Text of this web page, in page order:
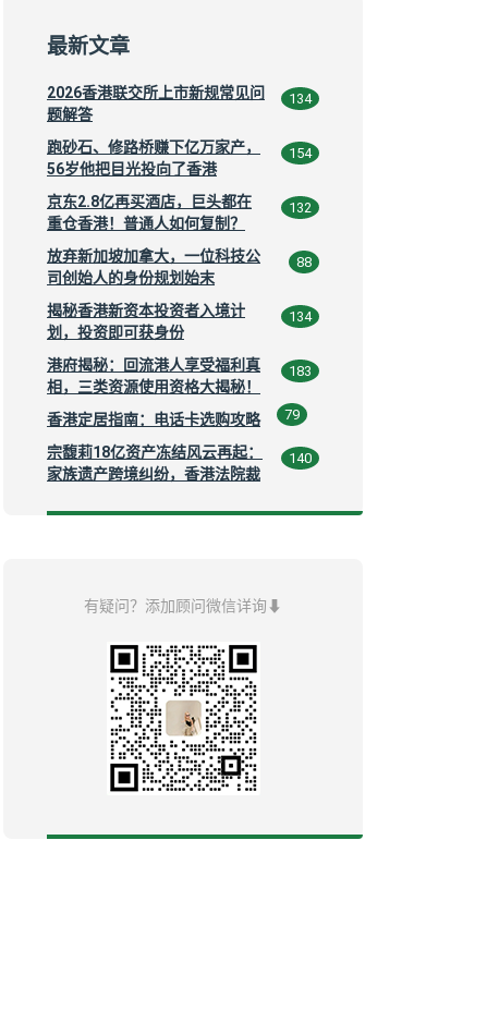
最新文章
2026香港联交所上市新规常见问
题解答
134
跑砂石、修路桥赚下亿万家产，
56岁他把目光投向了香港
154
京东2.8亿再买酒店，巨头都在
重仓香港！普通人如何复制？
132
放弃新加坡加拿大，一位科技公
司创始人的身份规划始末
88
揭秘香港新资本投资者入境计
划，投资即可获身份
134
港府揭秘：回流港人享受福利真
相，三类资源使用资格大揭秘！
183
香港定居指南：电话卡选购攻略 79
宗馥莉18亿资产冻结风云再起：
家族遗产跨境纠纷，香港法院裁
140
有疑问？添加顾问微信详询⬇